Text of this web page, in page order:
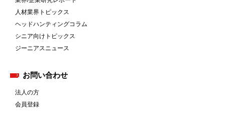
人材業界トピックス
ヘッドハンティングコラム
シニア向けトピックス
ジーニアスニュース
お問い合わせ
法人の方
会員登録